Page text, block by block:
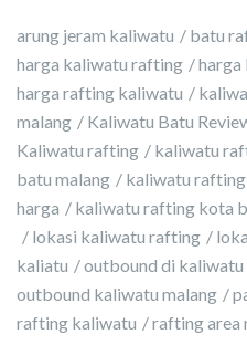
arung jeram kaliwatu batu
harga kaliwatu rafting
harga
harga rafting kaliwatu
malang
Kaliwatu Batu
Kaliwatu rafting
kaliwatu
batu malang
kaliwatu
harga
kaliwatu rafting kota
lokasi kaliwatu rafting
kaliatu
outbound di kaliwatu
outbound kaliwatu malang
rafting kaliwatu
rafting area